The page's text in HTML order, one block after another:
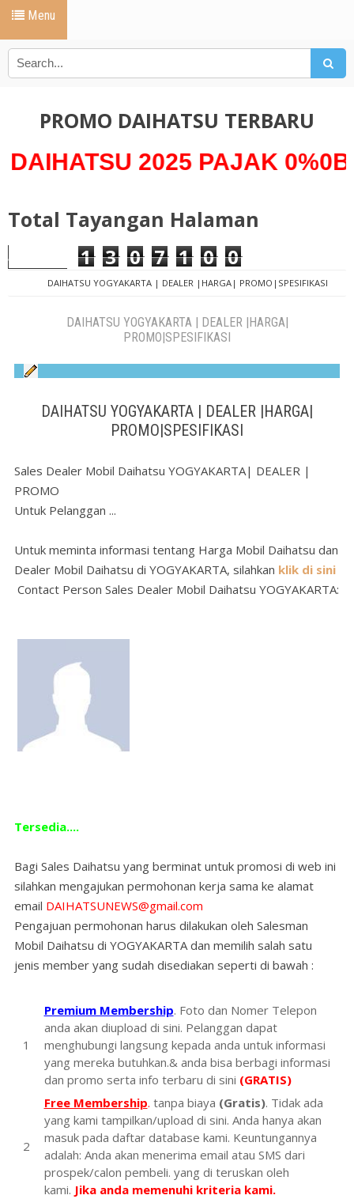
Menu
PROMO DAIHATSU TERBARU
2025 PAJAK 0%0Bunga
Total Tayangan Halaman
1 3 0 7 1 0 0
DAIHATSU YOGYAKARTA | DEALER |HARGA| PROMO|SPESIFIKASI
DAIHATSU YOGYAKARTA | DEALER |HARGA|
PROMO|SPESIFIKASI
DAIHATSU YOGYAKARTA | DEALER |HARGA|
PROMO|SPESIFIKASI
Sales Dealer Mobil Daihatsu YOGYAKARTA| DEALER |
PROMO
Untuk Pelanggan ...
Untuk meminta informasi tentang Harga Mobil Daihatsu dan
Dealer Mobil Daihatsu di YOGYAKARTA, silahkan klik di sini
Contact Person Sales Dealer Mobil Daihatsu YOGYAKARTA:
Tersedia....
Bagi Sales Daihatsu yang berminat untuk promosi di web ini
silahkan mengajukan permohonan kerja sama ke alamat
email DAIHATSUNEWS@gmail.com
Pengajuan permohonan harus dilakukan oleh Salesman
Mobil Daihatsu di YOGYAKARTA dan memilih salah satu
jenis member yang sudah disediakan seperti di bawah :
Premium Membership. Foto dan Nomer Telepon
anda akan diupload di sini. Pelanggan dapat
menghubungi langsung kepada anda untuk informasi
yang mereka butuhkan.& anda bisa berbagi informasi
dan promo serta info terbaru di sini (GRATIS)
Free Membership. tanpa biaya (Gratis). Tidak ada
yang kami tampilkan/upload di sini. Anda hanya akan
masuk pada daftar database kami. Keuntungannya
adalah: Anda akan menerima email atau SMS dari
prospek/calon pembeli. yang di teruskan oleh
kami. Jika anda memenuhi kriteria kami.